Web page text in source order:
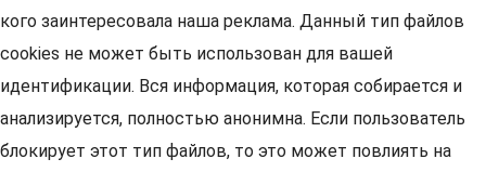
кого заинтересовала наша реклама. Данный тип файлов
cookies не может быть использован для вашей
идентификации. Вся информация, которая собирается и
анализируется, полностью анонимна. Если пользователь
блокирует этот тип файлов, то это может повлиять на